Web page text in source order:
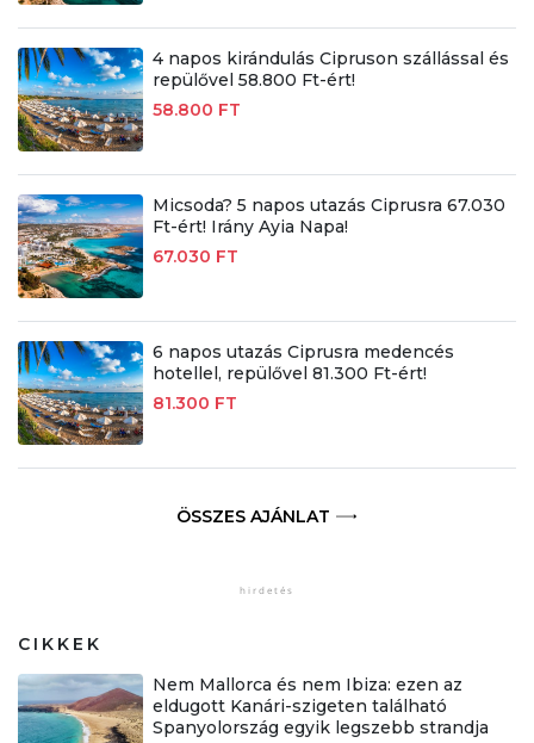
4 napos kirándulás Cipruson szállással és
repülővel 58.800 Ft-ért!
58.800 FT
Micsoda? 5 napos utazás Ciprusra 67.030
Ft-ért! Irány Ayia Napa!
67.030 FT
6 napos utazás Ciprusra medencés
hotellel, repülővel 81.300 Ft-ért!
81.300 FT
ÖSSZES AJÁNLAT
CIKKEK
Nem Mallorca és nem Ibiza: ezen az
eldugott Kanári-szigeten található
Spanyolország egyik legszebb strandja